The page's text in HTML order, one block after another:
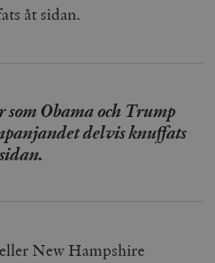
åt sidan.
Obama och Trump
delvis knuffats
New Hampshire